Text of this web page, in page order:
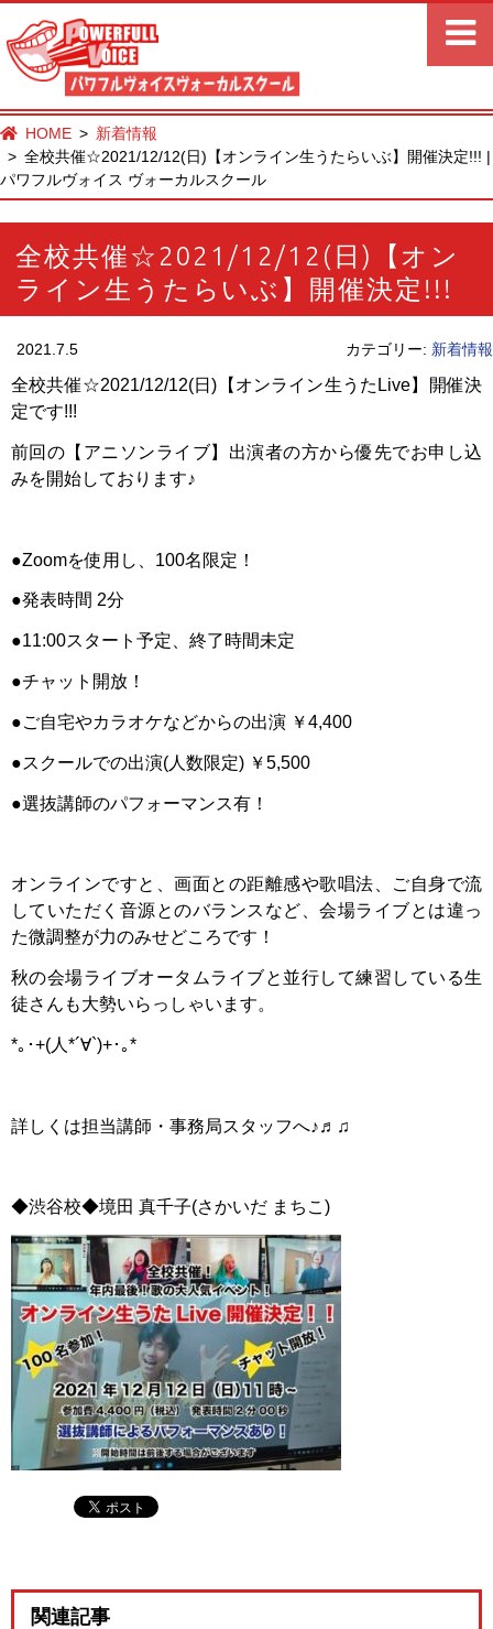
HOME
新着情報
全校共催☆2021/12/12(日)【オンライン生うたらいぶ】開催決定!!! |
パワフルヴォイス ヴォーカルスクール
全校共催☆2021/12/12(日)【オン
ライン生うたらいぶ】開催決定!!!
2021.7.5 カテゴリー: 新着情報
全校共催☆2021/12/12(日)【オンライン生うたLive】開催決
定です!!!
前回の【アニソンライブ】出演者の方から優先でお申し込
みを開始しております♪
●Zoomを使用し、100名限定！
●発表時間 2分
●11:00スタート予定、終了時間未定
●チャット開放！
●ご自宅やカラオケなどからの出演 ￥4,400
●スクールでの出演(人数限定) ￥5,500
●選抜講師のパフォーマンス有！
オンラインですと、画面との距離感や歌唱法、ご自身で流
していただく音源とのバランスなど、会場ライブとは違っ
た微調整が力のみせどころです！
秋の会場ライブオータムライブと並行して練習している生
徒さんも大勢いらっしゃいます。
*｡･+(人*´∀`)+･｡*
詳しくは担当講師・事務局スタッフへ♪♬♫
◆渋谷校◆境田 真千子(さかいだ まちこ)
関連記事